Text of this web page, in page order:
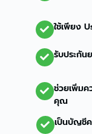
ใช้เพียง
รับประกั
เป็นบัญชี
ช่วยเพิ่มค
คุณ